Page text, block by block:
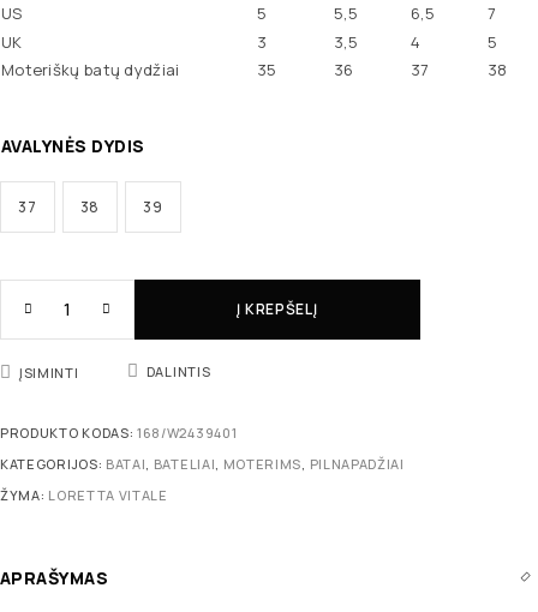
US
5 5,5 6,5
7
UK
3 3,5 4
5
Moteriškų batų dydžiai
35 36 37 38
AVALYNĖS DYDIS
37 38 39
Į KREPŠELĮ
ĮSIMINTI DALINTIS
PRODUKTO KODAS: 168/W2439401
KATEGORIJOS: BATAI BATELIAI MOTERIMS PILNAPADŽIAI
ŽYMA: LORETTA VITALE
APRAŠYMAS